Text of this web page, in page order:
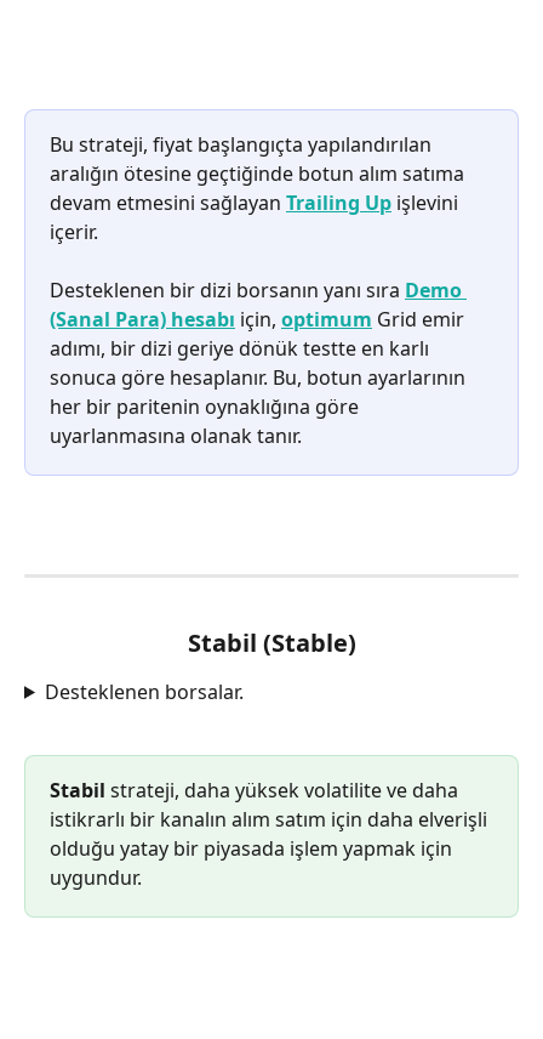
Bu strateji, fiyat başlangıçta yapılandırılan
aralığın ötesine geçtiğinde botun alım satıma
devam etmesini sağlayan Trailing Up işlevini
içerir.
Desteklenen bir dizi borsanın yanı sıra Demo
(Sanal Para) hesabı için, optimum Grid emir
adımı, bir dizi geriye dönük testte en karlı
sonuca göre hesaplanır. Bu, botun ayarlarının
her bir paritenin oynaklığına göre
uyarlanmasına olanak tanır.
Stabil (Stable)
Desteklenen borsalar.
Stabil strateji, daha yüksek volatilite ve daha
istikrarlı bir kanalın alım satım için daha elverişli
olduğu yatay bir piyasada işlem yapmak için
uygundur.